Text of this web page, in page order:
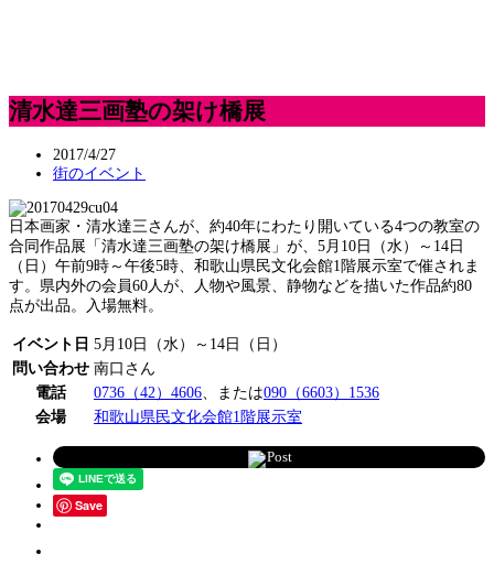
清水達三画塾の架け橋展
2017/4/27
街のイベント
日本画家・清水達三さんが、約40年にわたり開いている4つの教室の
合同作品展「清水達三画塾の架け橋展」が、5月10日（水）～14日
（日）午前9時～午後5時、和歌山県民文化会館1階展示室で催されま
す。県内外の会員60人が、人物や風景、静物などを描いた作品約80
点が出品。入場無料。
イベント日 5月10日（水）～14日（日）
問い合わせ 南口さん
電話
0736（42）4606 、または090（6603）1536
会場
和歌山県民文化会館1階展示室
Post
Save